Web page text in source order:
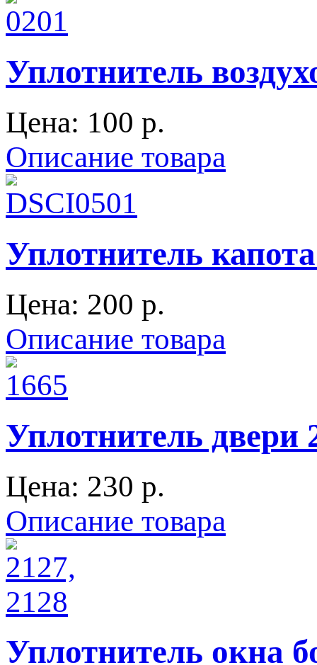
Уплотнитель
Цена: 100 p.
Описание товара
Уплотнитель
Цена: 200 p.
Описание товара
Уплотнитель двери
Цена: 230 p.
Описание товара
Уплотнитель окна